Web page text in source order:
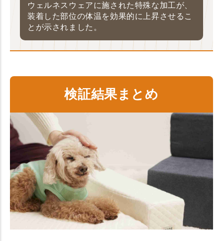
ウェルネスウェアに施された特殊な加工が、
装着した部位の体温を効果的に上昇させるこ
とが示されました。
検証結果まとめ